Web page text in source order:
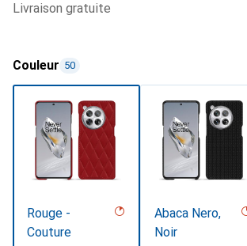
livraison gratuite
Couleur 50
Rouge -
Couture
Abaca Nero,
Noir